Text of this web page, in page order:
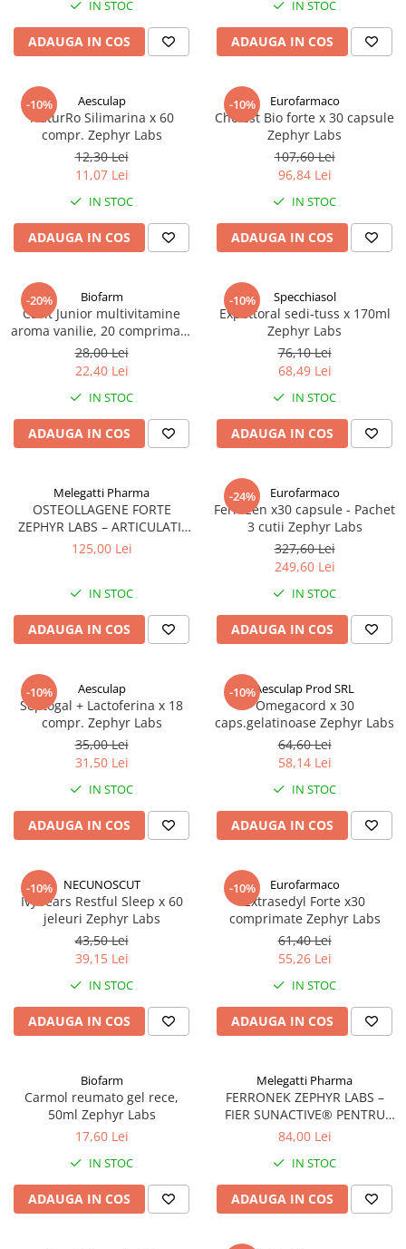
Antioxidanti
Altele-Suplimente alimentare
IN STOC
ADAUGA IN COS
IN STOC
ADAUGA IN COS
-10% Aesculap
NaturRo Silimarina x 60
compr. Zephyr Labs
12,30 Lei
11,07 Lei
IN STOC
ADAUGA IN COS
-10% Eurofarmaco
Cholest Bio forte x 30 capsule
Zephyr Labs
107,60 Lei
96,84 Lei
IN STOC
ADAUGA IN COS
-20% Biofarm
Cavit Junior multivitamine
aroma vanilie, 20 comprimate
masticabile Zephyr Labs
28,00 Lei
22,40 Lei
IN STOC
ADAUGA IN COS
-10% Specchiasol
Expettoral sedi-tuss x 170ml
Zephyr Labs
76,10 Lei
68,49 Lei
IN STOC
ADAUGA IN COS
Melegatti Pharma
OSTEOLLAGENE FORTE
ZEPHYR LABS – ARTICULATII
SANATOASE SI MOBILITATE
125,00 Lei
IN STOC
ADAUGA IN COS
-24% Eurofarmaco
Ferrozen x30 capsule - Pachet
3 cutii Zephyr Labs
327,60 Lei
249,60 Lei
IN STOC
ADAUGA IN COS
-10% Aesculap
Septogal + Lactoferina x 18
compr. Zephyr Labs
35,00 Lei
31,50 Lei
IN STOC
ADAUGA IN COS
-10%Aesculap Prod SRL
Omegacord x 30
caps.gelatinoase Zephyr Labs
64,60 Lei
58,14 Lei
IN STOC
ADAUGA IN COS
-10% NECUNOSCUT
Ivybears Restful Sleep x 60
jeleuri Zephyr Labs
43,50 Lei
39,15 Lei
IN STOC
ADAUGA IN COS
-10% Eurofarmaco
Extrasedyl Forte x30
comprimate Zephyr Labs
61,40 Lei
55,26 Lei
IN STOC
ADAUGA IN COS
Biofarm
Carmol reumato gel rece,
50ml Zephyr Labs
17,60 Lei
IN STOC
ADAUGA IN COS
Melegatti Pharma
FERRONEK ZEPHYR LABS –
FIER SUNACTIVE® PENTRU
ENERGIE SI IMUNITATE
84,00 Lei
IN STOC
ADAUGA IN COS